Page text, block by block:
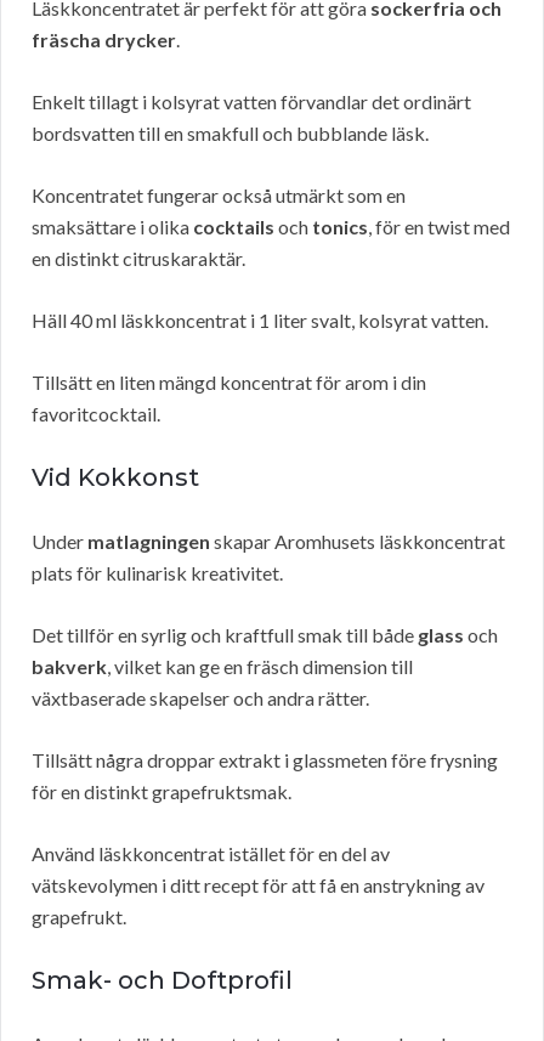
Läskkoncentratet är perfekt för att göra sockerfria och
fräscha drycker.
Enkelt tillagt i kolsyrat vatten förvandlar det ordinärt
bordsvatten till en smakfull och bubblande läsk.
Koncentratet fungerar också utmärkt som en
smaksättare i olika cocktails och tonics, för en twist med
en distinkt citruskaraktär.
Häll 40 ml läskkoncentrat i 1 liter svalt, kolsyrat vatten.
Tillsätt en liten mängd koncentrat för arom i din
favoritcocktail.
Vid Kokkonst
Under matlagningen skapar Aromhusets läskkoncentrat
plats för kulinarisk kreativitet.
Det tillför en syrlig och kraftfull smak till både glass och
bakverk, vilket kan ge en fräsch dimension till
växtbaserade skapelser och andra rätter.
Tillsätt några droppar extrakt i glassmeten före frysning
för en distinkt grapefruktsmak.
Använd läskkoncentrat istället för en del av
vätskevolymen i ditt recept för att få en anstrykning av
grapefrukt.
Smak- och Doftprofil